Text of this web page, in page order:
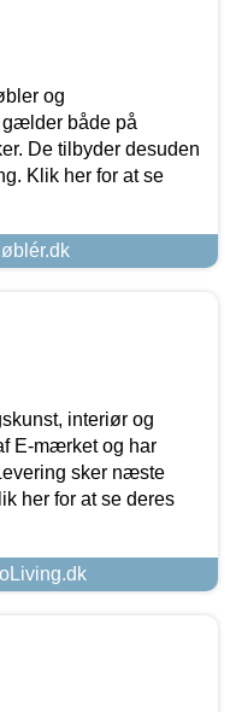
og
gælder både på
De tilbyder desuden
Klik her for at se
interiør og
E-mærket og har
sker næste
her for at se deres